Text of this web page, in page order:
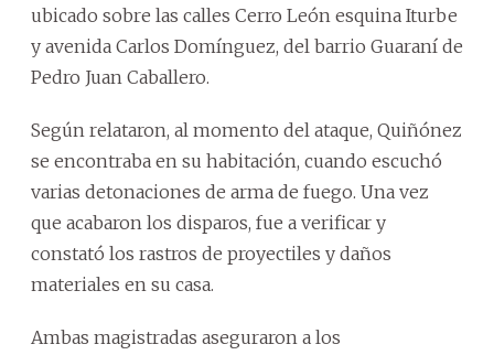
ubicado sobre las calles Cerro León esquina Iturbe
y avenida Carlos Domínguez, del barrio Guaraní de
Pedro Juan Caballero.
Según relataron, al momento del ataque, Quiñónez
se encontraba en su habitación, cuando escuchó
varias detonaciones de arma de fuego. Una vez
que acabaron los disparos, fue a verificar y
constató los rastros de proyectiles y daños
materiales en su casa.
Ambas magistradas aseguraron a los